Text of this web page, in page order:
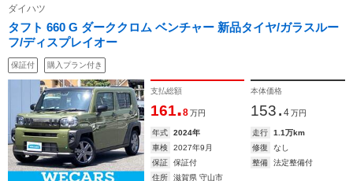
ダイハツ
タフト 660 G ダーククロム ベンチャー 新品タイヤ/ガラスルー
フ/ディスプレイオー
保証付 購入プラン付き
支払総額
161.8 万円
本体価格
153. 4 万円
年式 2024年 走行
1.1万km
車検
2027年9月 修復
なし
保証
保証付 整備
法定整備付
住所
滋賀県 守山市